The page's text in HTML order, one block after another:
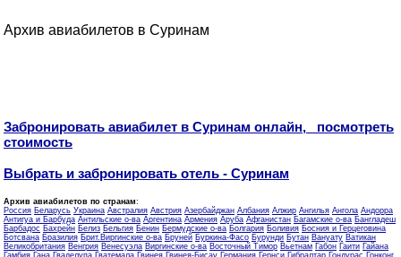
Архив авиабилетов в Суринам
Забронировать авиабилет в Суринам онлайн, посмотреть
стоимость
Выбрать и забронировать отель - Суринам
Архив авиабилетов по странам:
Россия Беларусь Украина Австралия Австрия Азербайджан Албания Алжир Ангилья Ангола Андорра
Антигуа и Барбуда Антильские о-ва Аргентина Армения Аруба Афганистан Багамские о-ва Бангладеш
Барбадос Бахрейн Белиз Бельгия Бенин Бермудские о-ва Болгария Боливия Босния и Герцеговина
Ботсвана Бразилия Брит.Виргинские о-ва Бруней Буркина-Фасо Бурунди Бутан Вануату Ватикан
Великобритания Венгрия Венесуэла Виргинские о-ва Восточный Тимор Вьетнам Габон Гаити Гайана
Гамбия Гана Гваделупа Гватемала Гвинея Гвинея-Бисау Германия Гернси Гибралтар Гондурас Гонконг